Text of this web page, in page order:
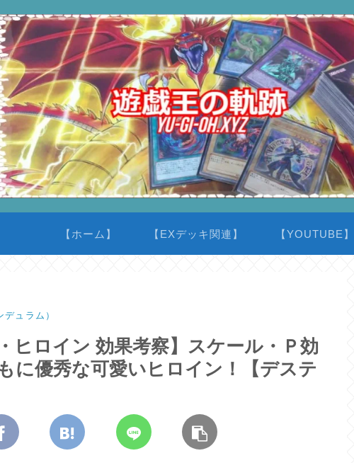
【ホーム】 【EXデッキ関連】 【YOUTUBE】
ュラム）
ヒロイン 効果考察】スケール・Ｐ効
に優秀な可愛いヒロイン！【デステ